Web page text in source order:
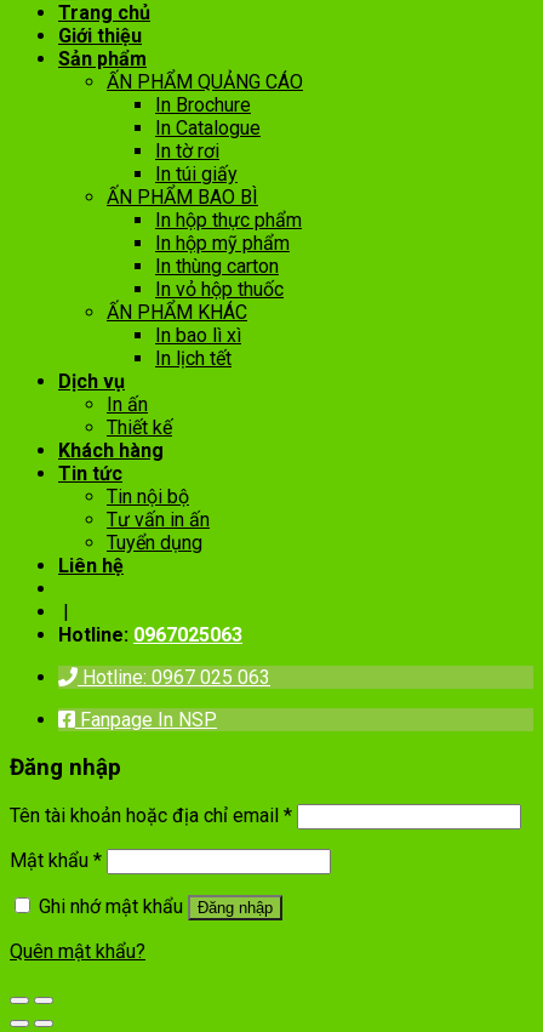
Trang chủ
Giới thiệu
Sản phẩm
ẤN PHẨM QUẢNG CÁO
In Brochure
In Catalogue
In tờ rơi
In túi giấy
ẤN PHẨM BAO BÌ
In hộp thực phẩm
In hộp mỹ phẩm
In thùng carton
In vỏ hộp thuốc
ẤN PHẨM KHÁC
In bao lì xì
In lịch tết
Dịch vụ
In ấn
Thiết kế
Khách hàng
Tin tức
Tin nội bộ
Tư vấn in ấn
Tuyển dụng
Liên hệ
|
Hotline: 0967025063
Hotline: 0967 025 063
Fanpage In NSP
Đăng nhập
Tên tài khoản hoặc địa chỉ email *
Mật khẩu *
Ghi nhớ mật khẩu
Đăng nhập
Quên mật khẩu?